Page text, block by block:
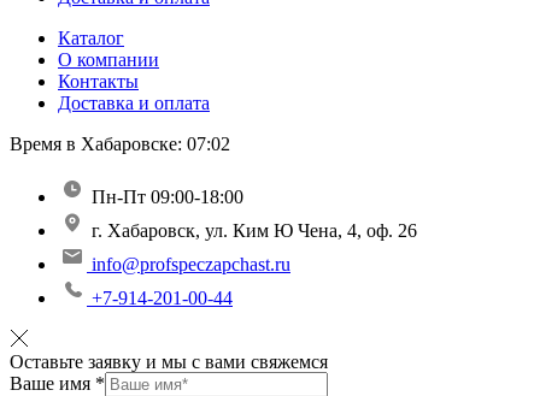
Каталог
О компании
Контакты
Доставка и оплата
Время в Хабаровске: 07:02
Пн-Пт 09:00-18:00
г. Хабаровск, ул. Ким Ю Чена, 4, оф. 26
info@profspeczapchast.ru
+7-914-201-00-44
Оставьте заявку и мы с вами свяжемся
Ваше имя *